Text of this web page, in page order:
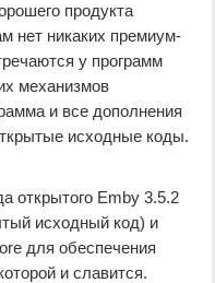
продукта
нет никаких премиум-
у программ
механизмов
и все дополнения
исходные коды.
открытого Emby 3.5.2
исходный код) и
для обеспечения
и славится.